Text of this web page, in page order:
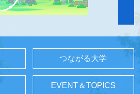
つながる大学
EVENT＆TOPICS